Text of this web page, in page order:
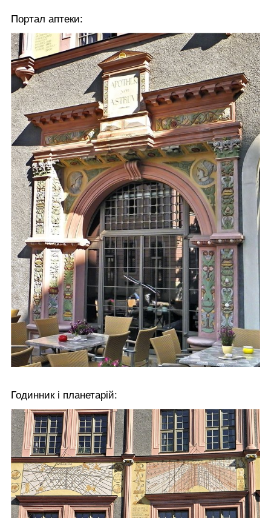
Портал аптеки:
Годинник і планетарій: